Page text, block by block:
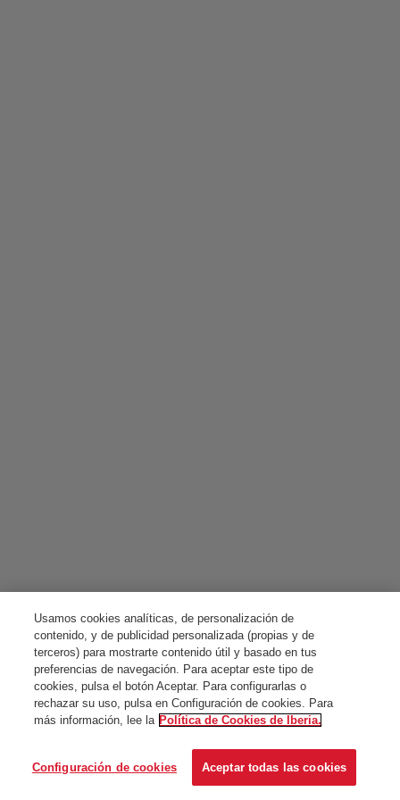
Usamos cookies analíticas, de personalización de
contenido, y de publicidad personalizada (propias y de
terceros) para mostrarte contenido útil y basado en tus
preferencias de navegación. Para aceptar este tipo de
cookies, pulsa el botón Aceptar. Para configurarlas o
rechazar su uso, pulsa en Configuración de cookies. Para
más información, lee la Política de Cookies de Iberia.
Configuración de cookies Aceptar todas las cookies